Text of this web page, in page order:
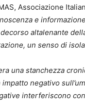
Associazione
e
altalenante
un senso di
una stanchezza
negativo
interferiscono